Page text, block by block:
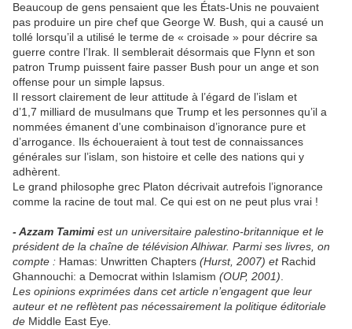
Beaucoup de gens pensaient que les États-Unis ne pouvaient
pas produire un pire chef que George W. Bush, qui a causé un
tollé lorsqu’il a utilisé le terme de « croisade » pour décrire sa
guerre contre l’Irak. Il semblerait désormais que Flynn et son
patron Trump puissent faire passer Bush pour un ange et son
offense pour un simple lapsus.
Il ressort clairement de leur attitude à l’égard de l’islam et
d’1,7 milliard de musulmans que Trump et les personnes qu’il a
nommées émanent d’une combinaison d’ignorance pure et
d’arrogance. Ils échoueraient à tout test de connaissances
générales sur l’islam, son histoire et celle des nations qui y
adhèrent.
Le grand philosophe grec Platon décrivait autrefois l’ignorance
comme la racine de tout mal. Ce qui est on ne peut plus vrai !
- Azzam Tamimi est un universitaire palestino-britannique et le
président de la chaîne de télévision Alhiwar. Parmi ses livres, on
compte : Hamas: Unwritten Chapters (Hurst, 2007) et Rachid
Ghannouchi: a Democrat within Islamism (OUP, 2001)
Les opinions exprimées dans cet article n’engagent que leur
auteur et ne reflètent pas nécessairement la politique éditoriale
de Middle East Eye